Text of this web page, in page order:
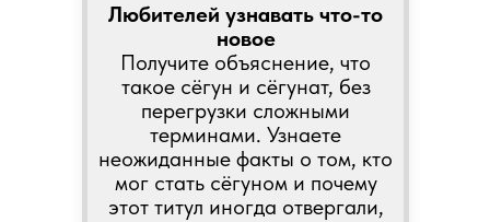
Любителей узнавать что-то
новое
Получите объяснение, что
такое сёгун и сёгунат, без
перегрузки сложными
терминами. Узнаете
неожиданные факты о том, кто
мог стать сёгуном и почему
этот титул иногда отвергали,